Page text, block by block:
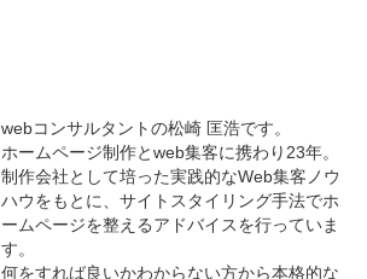
webコンサルタントの松崎 匡浩です。
ホームページ制作とweb集客に携わり23年。
制作会社として培った実践的なWeb集客ノウ
ハウをもとに、サイトスタイリング手法でホ
ームページを整えるアドバイスを行っていま
す。
何をすれば良いかわからない方から本格的な